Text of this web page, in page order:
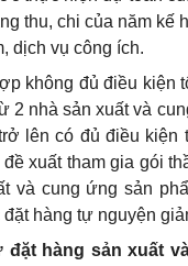
thu, chi của năm kế
dịch vụ công ích.
không đủ điều kiện
2 nhà sản xuất và
lên có đủ điều kiện
xuất tham gia gói
và cung ứng sản
hàng tự nguyện
đặt hàng sản xuất